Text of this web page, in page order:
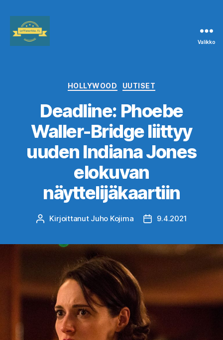
Valikko
Kategoriat
HOLLYWOOD UUTISET
Deadline: Phoebe
Waller-Bridge liittyy
uuden Indiana Jones
elokuvan
näyttelijäkaartiin
Kirjoittaja
Kirjoittanut Juho Kojima Julkaisupäivämäärä
9.4.2021